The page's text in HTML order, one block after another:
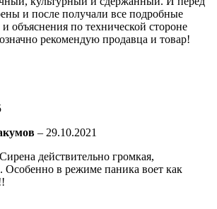
и после получали все подробные
и объяснения по технической стороне
рекомендую продавца и товар!
– 29.10.2021
действительно громкая,
Особенно в режиме паника воет как